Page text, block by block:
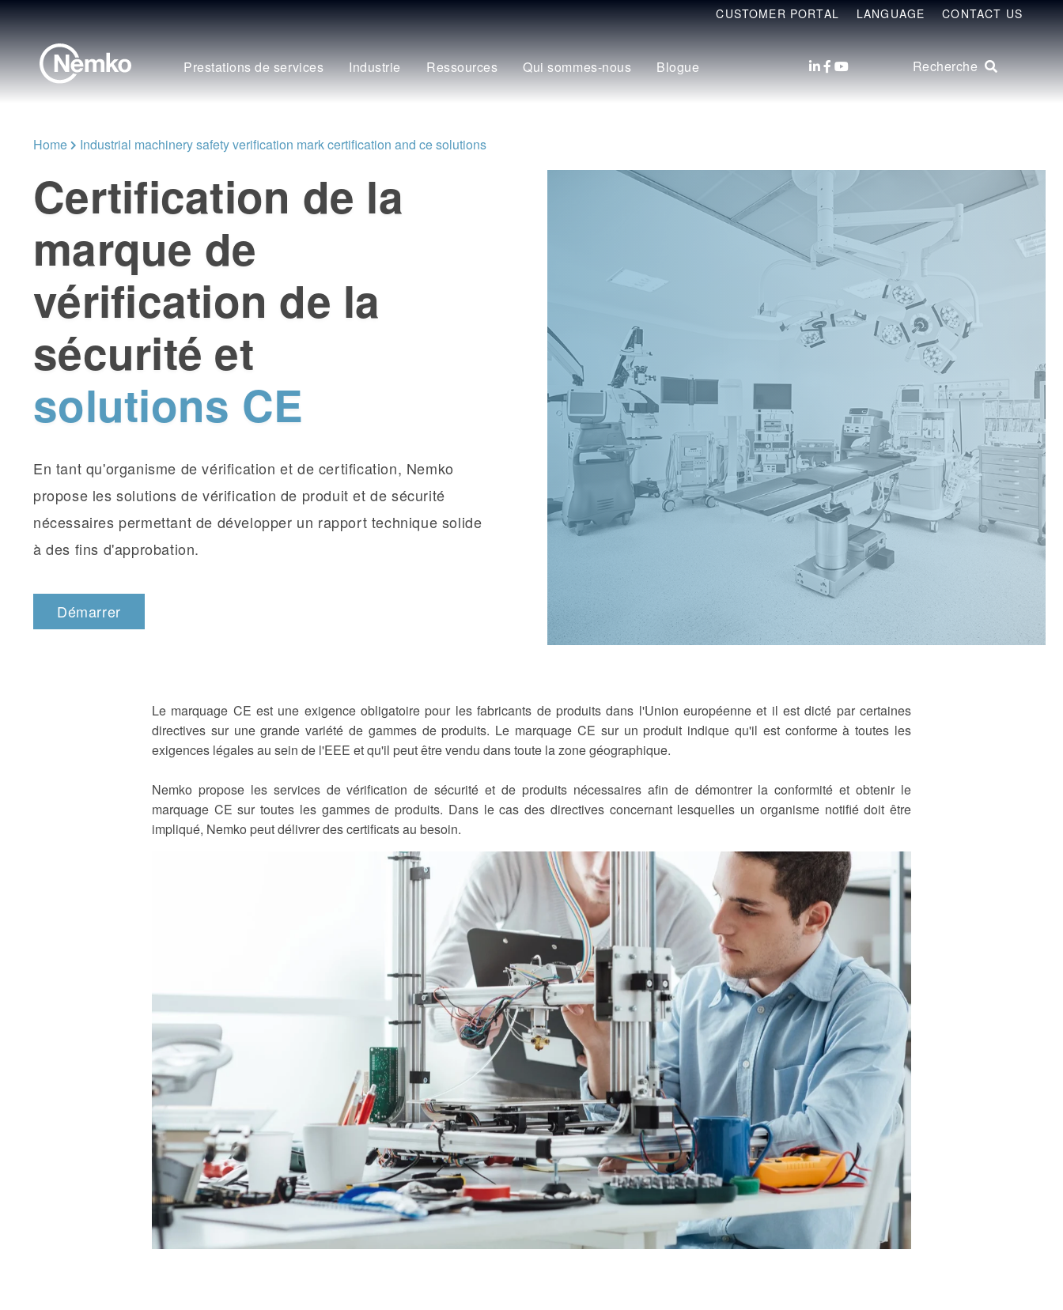
CUSTOMER PORTAL LANGUAGE CONTACT US
Prestations de services Industrie Ressources Qui sommes-nous Blogue Recherche
Home Industrial machinery safety verification mark certification and ce solutions
Certification de la
marque de
vérification de la
sécurité et
solutions CE
En tant qu'organisme de vérification et de certification, Nemko
propose les solutions de vérification de produit et de sécurité
nécessaires permettant de développer un rapport technique solide
à des fins d'approbation.
Démarrer
Le marquage CE est une exigence obligatoire pour les fabricants de produits dans l'Union européenne et il est dicté par certaines
directives sur une grande variété de gammes de produits. Le marquage CE sur un produit indique qu'il est conforme à toutes les
exigences légales au sein de l'EEE et qu'il peut être vendu dans toute la zone géographique.
Nemko propose les services de vérification de sécurité et de produits nécessaires afin de démontrer la conformité et obtenir le
marquage CE sur toutes les gammes de produits. Dans le cas des directives concernant lesquelles un organisme notifié doit être
impliqué, Nemko peut délivrer des certificats au besoin.